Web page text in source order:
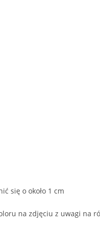
się o około 1 cm
na zdjęciu z uwagi na